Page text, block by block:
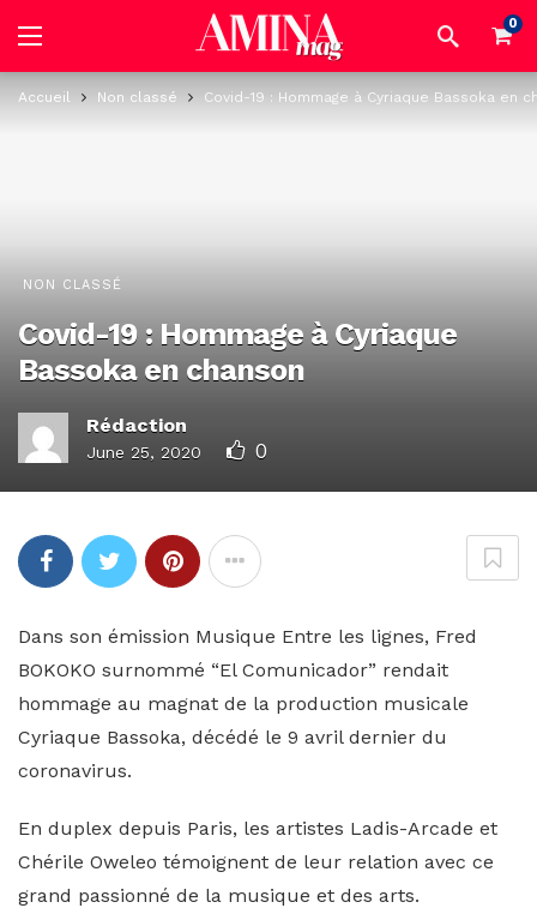
0
Accueil Non classé Covid-19 : Hommage à Cyriaque Bassoka en
NON CLASSÉ
Covid-19 : Hommage à Cyriaque
Bassoka en chanson
Rédaction
June 25, 2020 0
Dans son émission Musique Entre les lignes, Fred
BOKOKO surnommé “El Comunicador” rendait
hommage au magnat de la production musicale
Cyriaque Bassoka, décédé le 9 avril dernier du
coronavirus.
En duplex depuis Paris, les artistes Ladis-Arcade et
Chérile Oweleo témoignent de leur relation avec ce
grand passionné de la musique et des arts.